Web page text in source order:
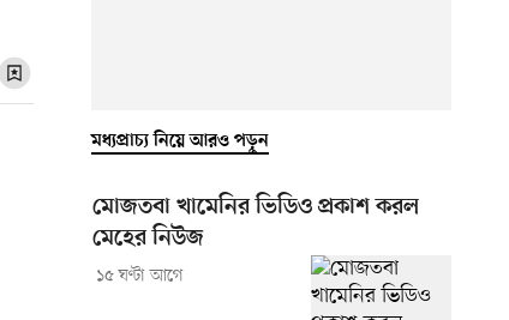
মধ্যপ্রাচ্য নিয়ে আরও পড়ুন
মোজতবা খামেনির ভিডিও প্রকাশ করল
মেহের নিউজ
১৫ ঘণ্টা আগে